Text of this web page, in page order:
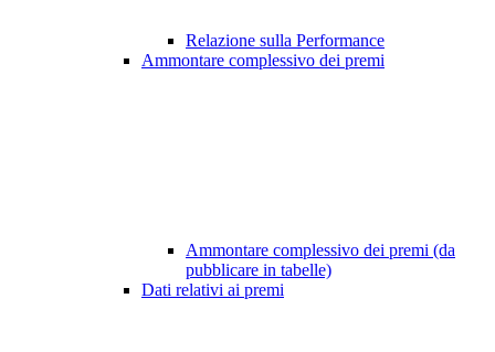
Relazione sulla Performance
Ammontare complessivo dei premi
Ammontare complessivo dei premi (da
pubblicare in tabelle)
Dati relativi ai premi